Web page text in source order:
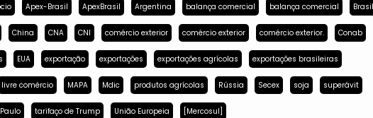
Apex-Brasil ApexBrasil Argentina balança comercial balança comercial Brasil
China CNA CNI comércio exterior comércio exterior comércio exterior. Conab
EUA exportação exportações exportações agrícolas exportações brasileiras
livre comércio MAPA Mdic produtos agrícolas Rússia Secex soja superávit
tarifaço de Trump União Europeia [Mercosul]